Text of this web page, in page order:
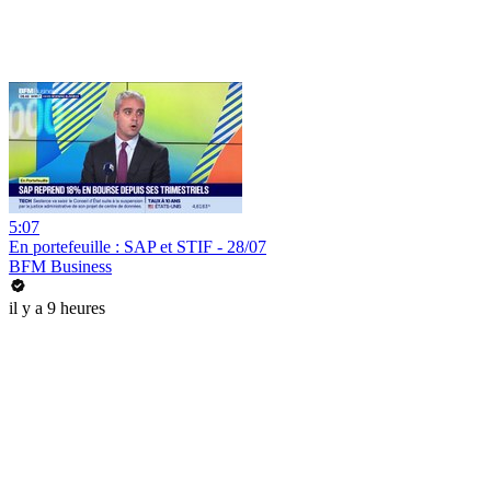
5:07
En portefeuille : SAP et STIF - 28/07
BFM Business
il y a 9 heures